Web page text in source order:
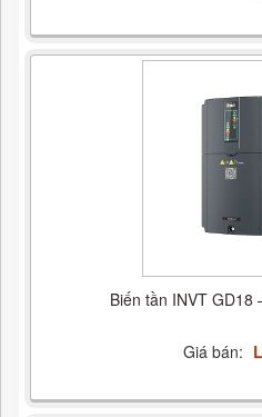
Biến tần INVT GD18
Giá bán: